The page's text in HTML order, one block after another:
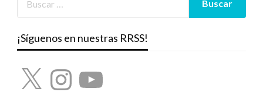
¡Síguenos en nuestras RRSS!
X InstagramYouTube